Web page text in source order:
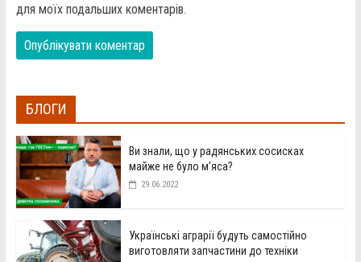
для моїх подальших коментарів.
БЛОГИ
Ви знали, що у радянських сосисках
майже не було м’яса?
29.06.2022
Українські аграрії будуть самостійно
виготовляти запчастини до техніки